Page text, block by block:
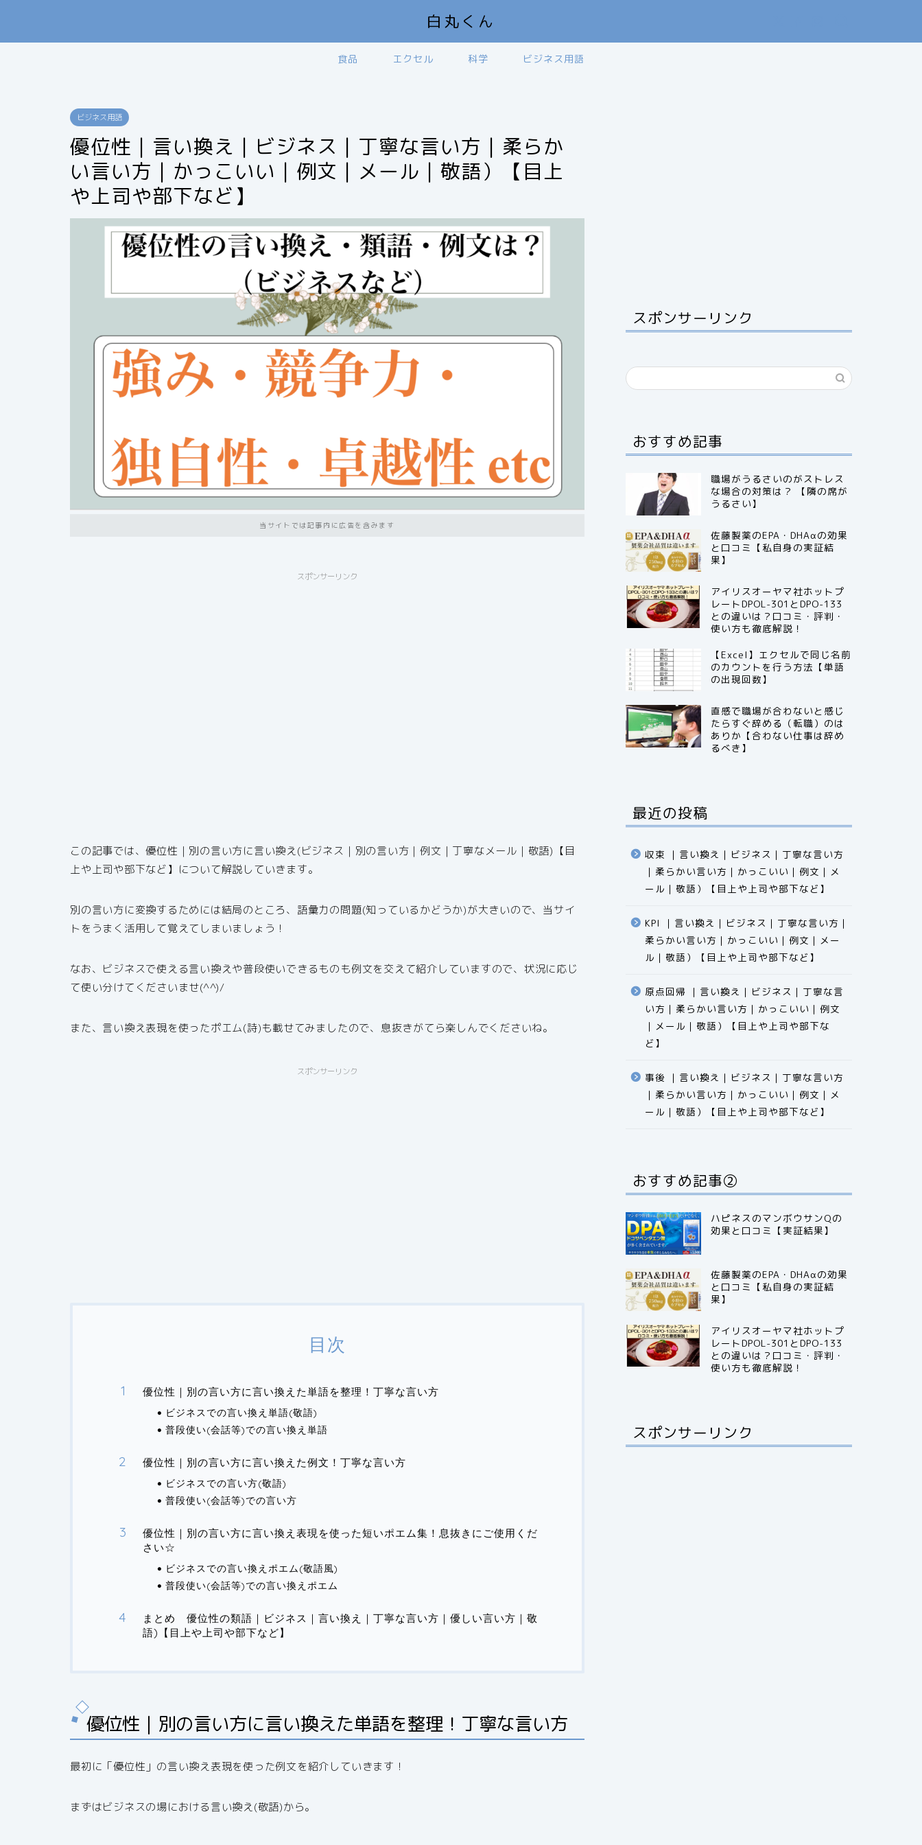
白丸くん
食品 エクセル 科学 ビジネス用語
ビジネス用語
優位性｜言い換え｜ビジネス｜丁寧な言い方｜柔らか
い言い方｜かっこいい｜例文｜メール｜敬語）【目上
や上司や部下など】
当サイトでは記事内に広告を含みます
スポンサーリンク
この記事では、優位性｜別の言い方に言い換え(ビジネス｜別の言い方｜例文｜丁寧なメール｜敬語)【目
上や上司や部下など】について解説していきます。
別の言い方に変換するためには結局のところ、語彙力の問題(知っているかどうか)が大きいので、当サイ
トをうまく活用して覚えてしまいましょう！
なお、ビジネスで使える言い換えや普段使いできるものも例文を交えて紹介していますので、状況に応じ
て使い分けてくださいませ(^^)/
また、言い換え表現を使ったポエム(詩)も載せてみましたので、息抜きがてら楽しんでくださいね。
スポンサーリンク
目次
優位性｜別の言い方に言い換えた単語を整理！丁寧な言い方
ビジネスでの言い換え単語(敬語)
普段使い(会話等)での言い換え単語
優位性｜別の言い方に言い換えた例文！丁寧な言い方
ビジネスでの言い方(敬語)
普段使い(会話等)での言い方
優位性｜別の言い方に言い換え表現を使った短いポエム集！息抜きにご使用くだ
さい☆
ビジネスでの言い換えポエム(敬語風)
普段使い(会話等)での言い換えポエム
まとめ 優位性の類語｜ビジネス｜言い換え｜丁寧な言い方｜優しい言い方｜敬
語)【目上や上司や部下など】
優位性｜別の言い方に言い換えた単語を整理！丁寧な言い方
最初に「優位性」の言い換え表現を使った例文を紹介していきます！
まずはビジネスの場における言い換え(敬語)から。
スポンサーリンク
おすすめ記事
職場がうるさいのがストレス
な場合の対策は？ 【隣の席が
うるさい】
佐藤製薬のEPA・DHAαの効果
と口コミ【私自身の実証結
果】
アイリスオーヤマ社ホットプ
レートDPOL-301とDPO-133
との違いは？口コミ・評判・
使い方も徹底解説！
【Excel】エクセルで同じ名前
のカウントを行う方法【単語
の出現回数】
直感で職場が合わないと感じ
たらすぐ辞める（転職）のは
ありか【合わない仕事は辞め
るべき】
最近の投稿
収束 ｜言い換え｜ビジネス｜丁寧な言い方
｜柔らかい言い方｜かっこいい｜例文｜メ
ール｜敬語）【目上や上司や部下など】​​​​​​​​​​​​​​​​
KPI ｜言い換え｜ビジネス｜丁寧な言い方｜
柔らかい言い方｜かっこいい｜例文｜メー
ル｜敬語）【目上や上司や部下など】​​​​​​​​​​​​​​​​
原点回帰 ｜言い換え｜ビジネス｜丁寧な言
い方｜柔らかい言い方｜かっこいい｜例文
｜メール｜敬語）【目上や上司や部下な
ど】​​​​​​​​​​​​​​​​
事後 ｜言い換え｜ビジネス｜丁寧な言い方
｜柔らかい言い方｜かっこいい｜例文｜メ
ール｜敬語）【目上や上司や部下など】​​​​​​​​​​​​​​​​
おすすめ記事②
ハピネスのマンボウサンQの
効果と口コミ【実証結果】
佐藤製薬のEPA・DHAαの効果
と口コミ【私自身の実証結
果】
アイリスオーヤマ社ホットプ
レートDPOL-301とDPO-133
との違いは？口コミ・評判・
使い方も徹底解説！
スポンサーリンク